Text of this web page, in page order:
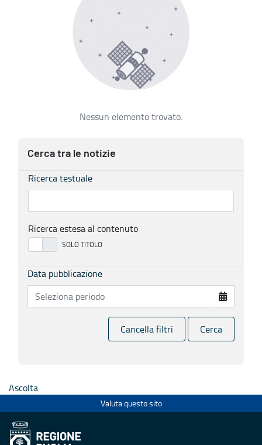
Nessun elemento trovato.
Cerca tra le notizie
Ricerca testuale
Ricerca estesa al contenuto
Data pubblicazione
Cancella filtri Cerca
Ascolta
Valuta questo sito